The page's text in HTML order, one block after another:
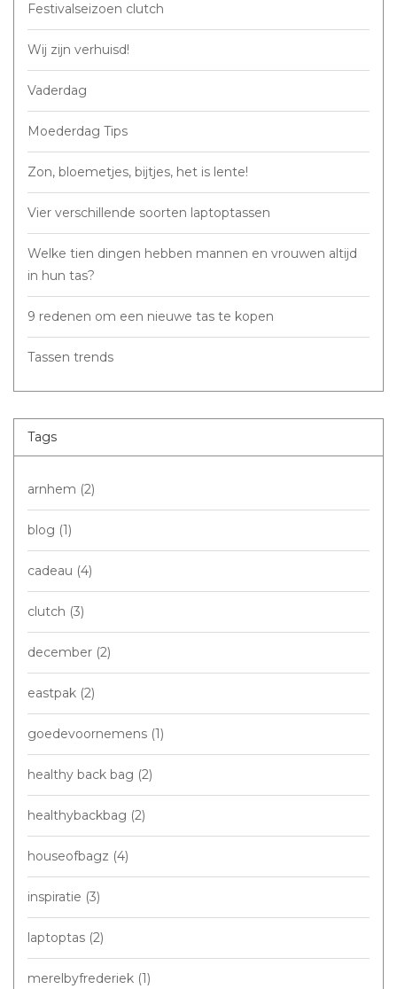
Festivalseizoen clutch
Wij zijn verhuisd!
Vaderdag
Moederdag Tips
Zon, bloemetjes, bijtjes, het is lente!
Vier verschillende soorten laptoptassen
Welke tien dingen hebben mannen en vrouwen altijd
in hun tas?
9 redenen om een nieuwe tas te kopen
Tassen trends
Tags
arnhem (2)
blog (1)
cadeau (4)
clutch (3)
december (2)
eastpak (2)
goedevoornemens (1)
healthy back bag (2)
healthybackbag (2)
houseofbagz (4)
inspiratie (3)
laptoptas (2)
merelbyfrederiek (1)